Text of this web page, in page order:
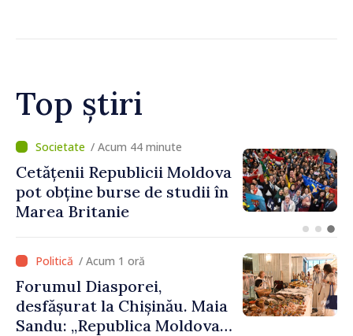
Top știri
/ Acum 18 minute
Speakerul Igor Grosu, la
Forumul Diasporei: „R.
Moldova face eforturi,
prin cetățenii săi de acasă și
de peste hotare, că merită să
devină parte a marii familii
europene”
/ Acum 1 oră
Forumul Diasporei,
desfășurat la Chișinău. Maia
Sandu: „Republica Moldova